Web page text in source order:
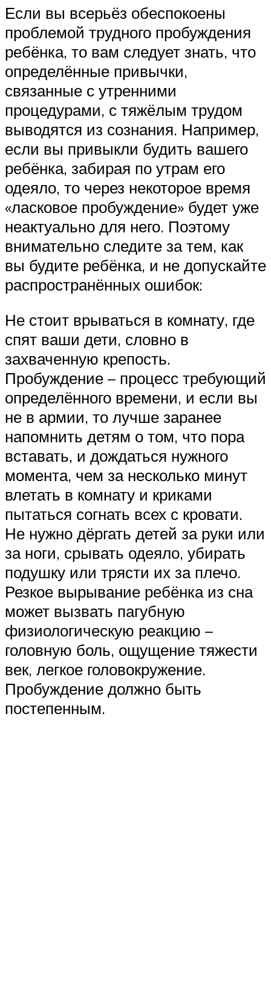
Если вы всерьёз обеспокоены
проблемой трудного пробуждения
ребёнка, то вам следует знать, что
определённые привычки,
связанные с утренними
процедурами, с тяжёлым трудом
выводятся из сознания. Например,
если вы привыкли будить вашего
ребёнка, забирая по утрам его
одеяло, то через некоторое время
«ласковое пробуждение» будет уже
неактуально для него. Поэтому
внимательно следите за тем, как
вы будите ребёнка, и не допускайте
распространённых ошибок:
Не стоит врываться в комнату, где
спят ваши дети, словно в
захваченную крепость.
Пробуждение – процесс требующий
определённого времени, и если вы
не в армии, то лучше заранее
напомнить детям о том, что пора
вставать, и дождаться нужного
момента, чем за несколько минут
влетать в комнату и криками
пытаться согнать всех с кровати.
Не нужно дёргать детей за руки или
за ноги, срывать одеяло, убирать
подушку или трясти их за плечо.
Резкое вырывание ребёнка из сна
может вызвать пагубную
физиологическую реакцию –
головную боль, ощущение тяжести
век, легкое головокружение.
Пробуждение должно быть
постепенным.